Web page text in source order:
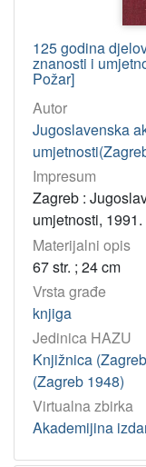
125 godina
znanosti i
Požar]
Autor
Jugoslavenska
Impresum
Zagreb :
umjetnosti, 1991.
Materijalni opis
67 str. ; 24 cm
Vrsta građe
knjiga
Jedinica HAZU
Knjižnica
(Zagreb 1948)
Virtualna zbirka
Akademijina